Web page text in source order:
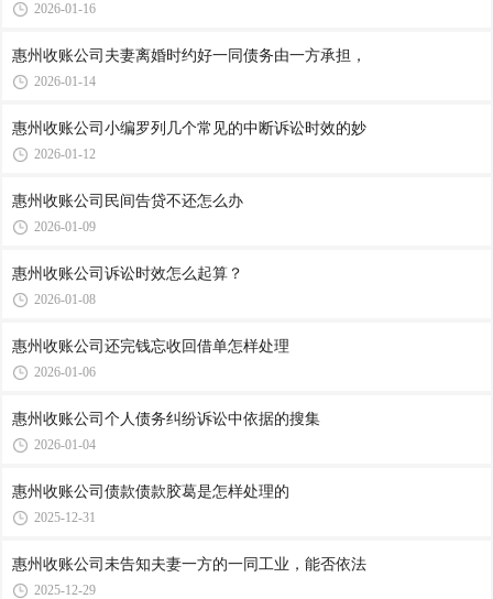
2026-01-16
惠州收账公司​夫妻离婚时约好一同债务由一方承担，
2026-01-14
惠州收账公司​小编罗列几个常见的中断诉讼时效的妙
2026-01-12
惠州收账公司​民间告贷不还怎么办
2026-01-09
惠州收账公司​诉讼时效怎么起算？
2026-01-08
惠州收账公司​还完钱忘收回借单怎样处理
2026-01-06
惠州收账公司​个人债务纠纷诉讼中依据的搜集
2026-01-04
惠州收账公司​债款债款胶葛是怎样处理的
2025-12-31
惠州收账公司​未告知夫妻一方的一同工业，能否依法
2025-12-29